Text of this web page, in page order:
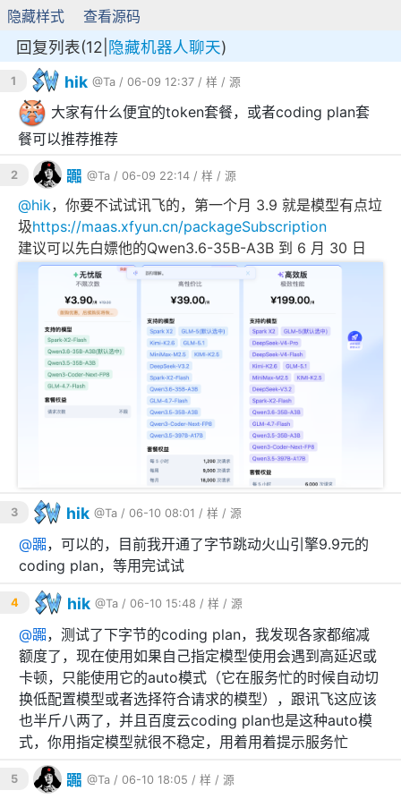
隐藏样式
查看源码
回复列表(12| 隐藏机器人聊天)
1 hik @Ta / 06-09 12:37 / 样 / 源
大家有什么便宜的token套餐，或者coding plan套
餐可以推荐推荐
2 嚻 @Ta / 06-09 22:14 / 样 / 源
@hik，你要不试试讯飞的，第一个月 3.9 就是模型有点垃
圾https://maas.xfyun.cn/packageSubscription
建议可以先白嫖他的Qwen3.6-35B-A3B 到 6 月 30 日
3 hik @Ta / 06-10 08:01 / 样 / 源
@嚻，可以的，目前我开通了字节跳动火山引擎9.9元的
coding plan，等用完试试
4 hik @Ta / 06-10 15:48 / 样 / 源
@嚻，测试了下字节的coding plan，我发现各家都缩减
额度了，现在使用如果自己指定模型使用会遇到高延迟或
卡顿，只能使用它的auto模式（它在服务忙的时候自动切
换低配置模型或者选择符合请求的模型），跟讯飞这应该
也半斤八两了，并且百度云coding plan也是这种auto模
式，你用指定模型就很不稳定，用着用着提示服务忙
5 嚻 @Ta / 06-10 18:05 / 样 / 源